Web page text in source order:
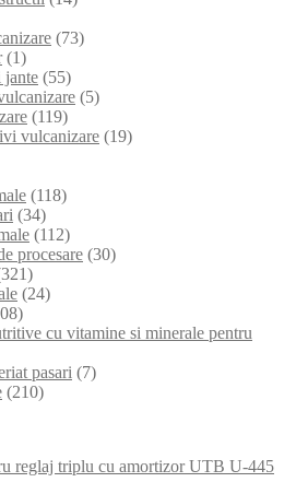
(73)
(1)
jante (55)
(5)
(119)
vulcanizare (19)
(118)
(34)
(112)
procesare (30)
(24)
cu vitamine si minerale pentru
pasari (7)
(210)